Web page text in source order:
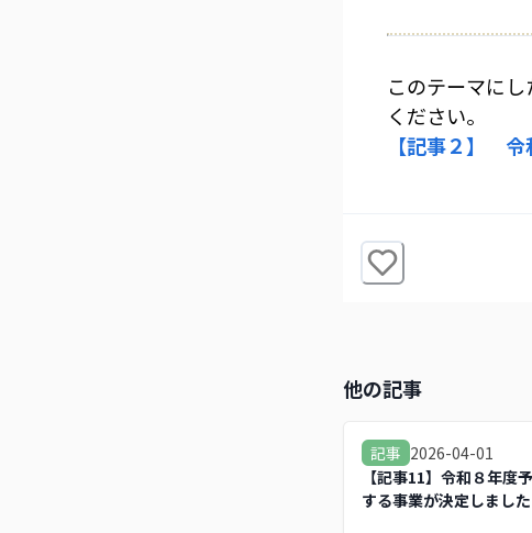
このテーマに
ください。
【記事２】　
他の記事
記事 2026-04-01
【記事11】令和８年度
する事業が決定しました